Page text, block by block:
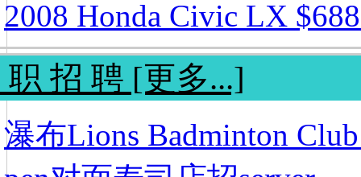
2008 Honda Civic LX
职 招 聘 [更多...]
瀑布Lions Badminton